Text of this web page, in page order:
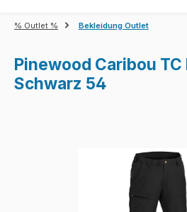
% Outlet % Bekleidung Outlet
Pinewood Caribou
Schwarz 54